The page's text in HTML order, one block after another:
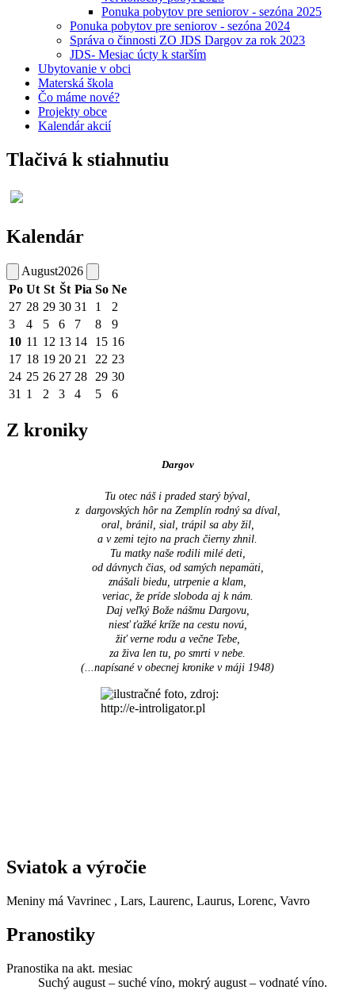
Ponuka pobytov pre seniorov - sezóna 2025
Ponuka pobytov pre seniorov - sezóna 2024
Správa o činnosti ZO JDS Dargov za rok 2023
JDS- Mesiac úcty k starším
Ubytovanie v obci
Materská škola
Čo máme nové?
Projekty obce
Kalendár akcií
Tlačivá k stiahnutiu
Kalendár
August2026
Po Ut St Št Pia So Ne
27 28 29 30 31 1
2
3
4 5 6 7 8
9
10 11 12 13 14 15 16
17 18 19 20 21 22 23
24 25 26 27 28 29 30
31 1 2 3 4 5 6
Z kroniky
Dargov
Tu otec náš i praded starý býval,
z dargovských hôr na Zemplín rodný sa díval,
oral, bránil, sial, trápil sa aby žil,
a v zemi tejto na prach čierny zhnil.
Tu matky naše rodili milé deti,
od dávnych čias, od samých nepamäti,
znášali biedu, utrpenie a klam,
veriac, že príde sloboda aj k nám.
Daj veľký Bože nášmu Dargovu,
niesť ťažké kríže na cestu novú,
žiť verne rodu a večne Tebe,
za živa len tu, po smrti v nebe.
(...napísané v obecnej kronike v máji 1948)
Sviatok a výročie
Meniny má Vavrinec , Lars, Laurenc, Laurus, Lorenc, Vavro
Pranostiky
Pranostika na akt. mesiac
Suchý august – suché víno, mokrý august – vodnaté víno.